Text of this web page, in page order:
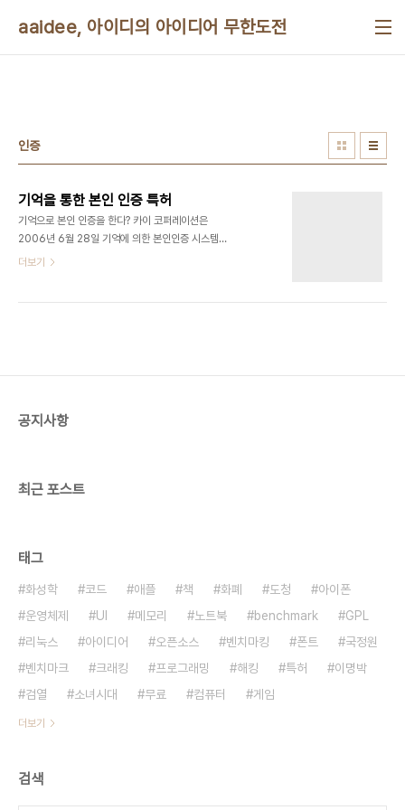
aaidee, 아이디의 아이디어 무한도전
인증
기억을 통한 본인 인증 특허
기억으로 본인 인증을 한다? 카이 코퍼레이션은
2006년 6월 28일 기억에 의한 본인인증 시스템으
로 미국 특허를 6월 20일에 취득했다고 발표했다.
의 더미 정보와 혼합해 정답을 본인에게 묻는 형태의
더보기
공지사항
최근 포스트
태그
화성학 코드 애플 책 화폐 도청
아이폰
운영체제
UI 메모리 노트북 benchmark
GPL
리눅스
아이디어 오픈소스 벤치마킹 폰트
국정원
벤치마크
크래킹 프로그래밍 해킹 특허
이명박
검열
소녀시대 무료 컴퓨터 게임
더보기
검색